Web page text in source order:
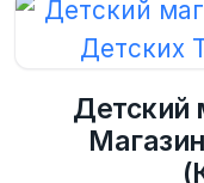
Детский